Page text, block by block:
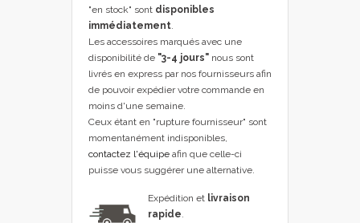
"en stock" sont disponibles
immédiatement
Les accessoires marqués avec une
disponibilité de "3-4 jours" nous sont
livrés en express par nos fournisseurs afin
de pouvoir expédier votre commande en
moins d'une semaine.
Ceux étant en "rupture fournisseur" sont
momentanément indisponibles,
contactez l'équipe afin que celle-ci
puisse vous suggérer une alternative.
Expédition et livraison
rapide